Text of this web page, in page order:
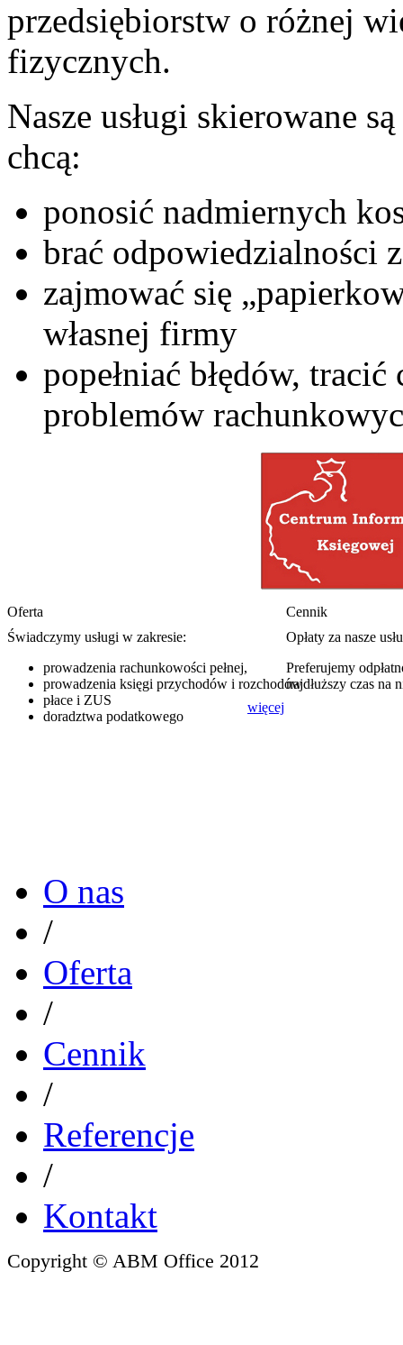
przedsiębiorstw o różnej
fizycznych.
Nasze usługi skierowane
chcą:
ponosić nadmiernych
brać odpowiedzialności
zajmować się
własnej firmy
popełniać błędów,
problemów
Oferta
Świadczymy usługi w zakresie:
prowadzenia rachunkowości pełnej,
prowadzenia księgi przychodów i rozchodów
płace i ZUS
doradztwa podatkowego
więcej
Cennik
Opłaty za nasze
Preferujemy
najdłuższy czas na
O nas
/
Oferta
/
Cennik
/
Referencje
/
Kontakt
Copyright © ABM Office 2012